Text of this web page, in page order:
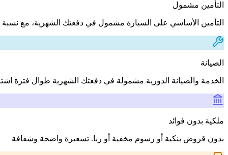
التأمين مشمول
التأمين الأساسي على السيارة مشمول في دفعتك الشهرية، مع
الصيانة
الخدمة والصيانة الدورية مشمولة في دفعتك الشهرية طوال فترة
ملكية بدون فوائد
بدون قروض بنكية أو رسوم مخفية أو ربا. تسعيرة واضحة وشفافة